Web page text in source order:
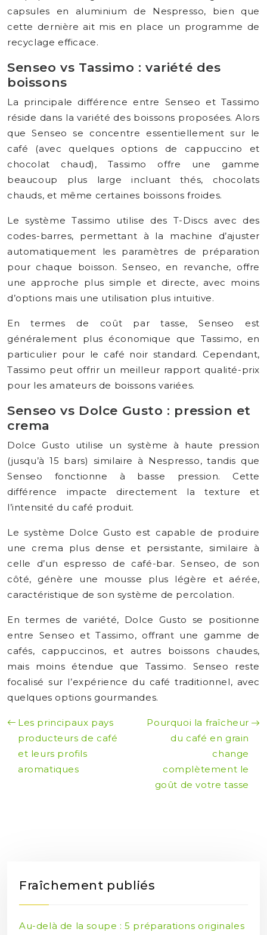
capsules en aluminium de Nespresso, bien que
cette dernière ait mis en place un programme de
recyclage efficace.
Senseo vs Tassimo : variété des
boissons
La principale différence entre Senseo et Tassimo
réside dans la variété des boissons proposées. Alors
que Senseo se concentre essentiellement sur le
café (avec quelques options de cappuccino et
chocolat chaud), Tassimo offre une gamme
beaucoup plus large incluant thés, chocolats
chauds, et même certaines boissons froides.
Le système Tassimo utilise des T-Discs avec des
codes-barres, permettant à la machine d’ajuster
automatiquement les paramètres de préparation
pour chaque boisson. Senseo, en revanche, offre
une approche plus simple et directe, avec moins
d’options mais une utilisation plus intuitive.
En termes de coût par tasse, Senseo est
généralement plus économique que Tassimo, en
particulier pour le café noir standard. Cependant,
Tassimo peut offrir un meilleur rapport qualité-prix
pour les amateurs de boissons variées.
Senseo vs Dolce Gusto : pression et
crema
Dolce Gusto utilise un système à haute pression
(jusqu’à 15 bars) similaire à Nespresso, tandis que
Senseo fonctionne à basse pression. Cette
différence impacte directement la texture et
l’intensité du café produit.
Le système Dolce Gusto est capable de produire
une crema plus dense et persistante, similaire à
celle d’un espresso de café-bar. Senseo, de son
côté, génère une mousse plus légère et aérée,
caractéristique de son système de percolation.
En termes de variété, Dolce Gusto se positionne
entre Senseo et Tassimo, offrant une gamme de
cafés, cappuccinos, et autres boissons chaudes,
mais moins étendue que Tassimo. Senseo reste
focalisé sur l’expérience du café traditionnel, avec
quelques options gourmandes.
Les principaux pays
producteurs de café
et leurs profils
aromatiques
Pourquoi la fraîcheur
du café en grain
change
complètement le
goût de votre tasse
Fraîchement publiés
Au-delà de la soupe : 5 préparations originales